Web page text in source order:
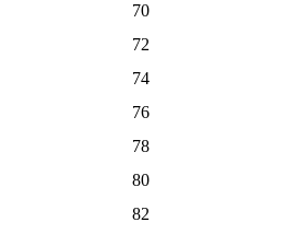
70
72
74
76
78
80
82